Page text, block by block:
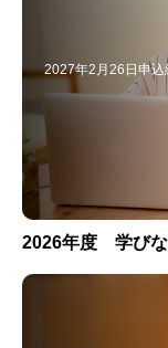
2027年2月26日申込
2026年度 学びな